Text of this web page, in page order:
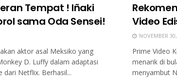
Tempat ! Iñaki
sama Oda Sensei!
aktor asal Meksiko yang
D. Luffy dalam adaptasi
dari Netflix. Berhasil...
Video
NOVEMBER
Prime Video
menarik di
menyambut